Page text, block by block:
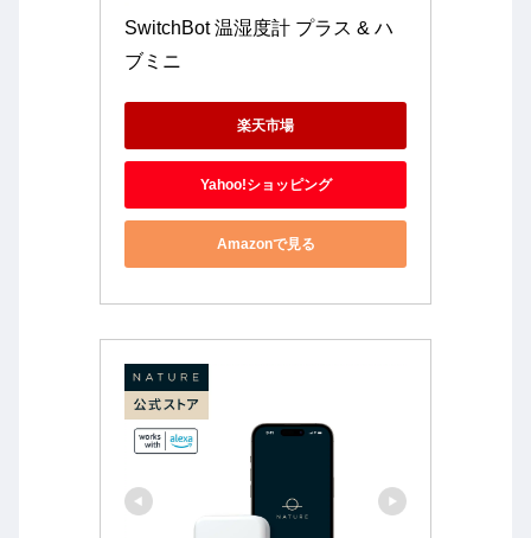
SwitchBot 温湿度計 プラス & ハ
ブミニ
楽天市場
Yahoo!ショッピング
Amazonで見る